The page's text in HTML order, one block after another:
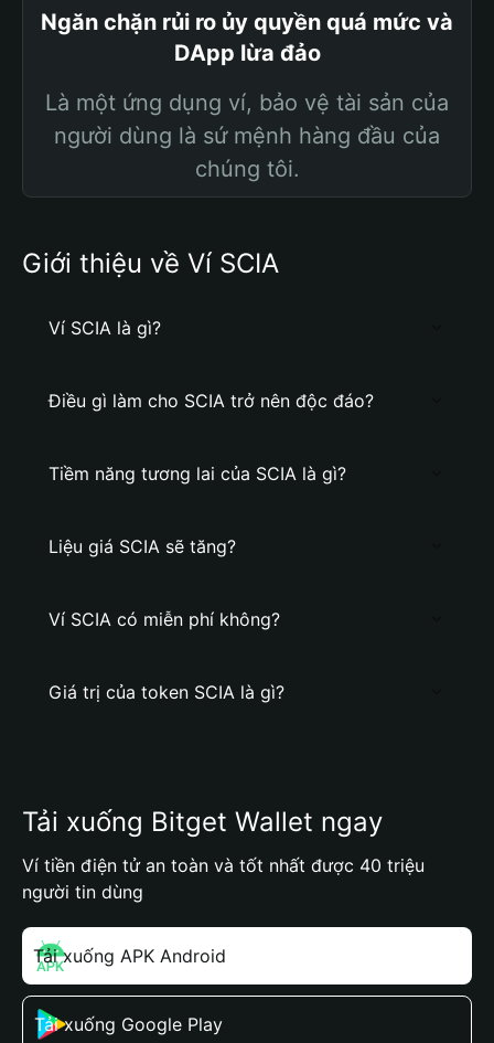
Ngăn chặn rủi ro ủy quyền quá mức và
DApp lừa đảo
Là một ứng dụng ví, bảo vệ tài sản của
người dùng là sứ mệnh hàng đầu của
chúng tôi.
Giới thiệu về Ví SCIA
Ví SCIA là gì?
Điều gì làm cho SCIA trở nên độc đáo?
Tiềm năng tương lai của SCIA là gì?
Liệu giá SCIA sẽ tăng?
Ví SCIA có miễn phí không?
Giá trị của token SCIA là gì?
Tải xuống Bitget Wallet ngay
Ví tiền điện tử an toàn và tốt nhất được 40 triệu
người tin dùng
Tải xuống APK Android
Tải xuống Google Play